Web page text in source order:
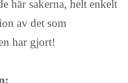
här sakerna, helt enkelt
av det som
har gjort!